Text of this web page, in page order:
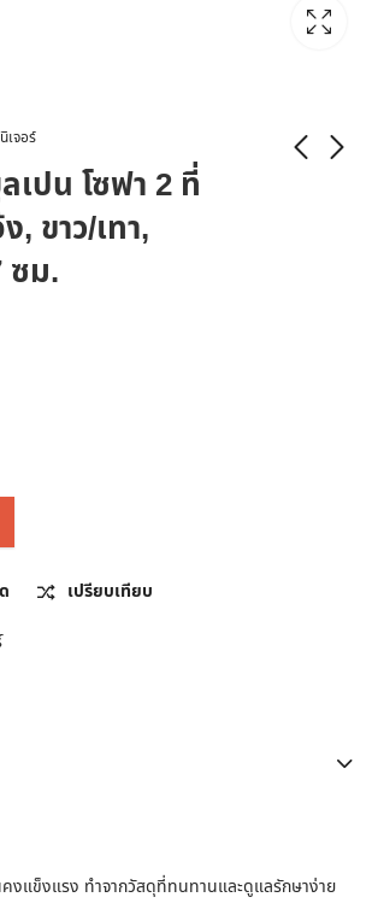
เจอร์
เปน โซฟา 2 ที่
, ขาว/เทา,
ซม.
เปรียบเทียบ
คงแข็งแรง ทำจากวัสดุที่ทนทานและดูแลรักษาง่าย